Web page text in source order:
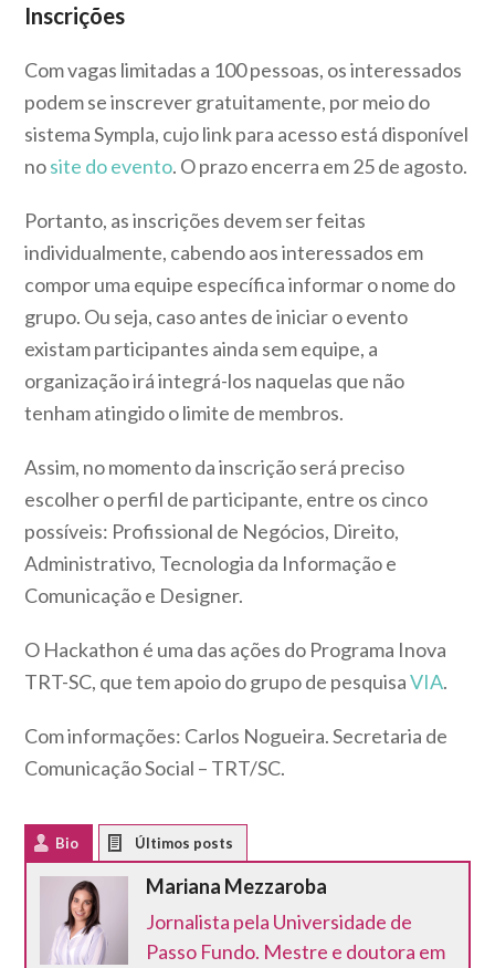
Inscrições
Com vagas limitadas a 100 pessoas, os interessados
podem se inscrever gratuitamente, por meio do
sistema Sympla, cujo link para acesso está disponível
nosite do evento. O prazo encerra em 25 de agosto.
Portanto, as inscrições devem ser feitas
individualmente, cabendo aos interessados em
compor uma equipe específica informar o nome do
grupo. Ou seja, caso antes de iniciar o evento
existam participantes ainda sem equipe, a
organização irá integrá-los naquelas que não
tenham atingido o limite de membros.
Assim, no momento da inscrição será preciso
escolher o perfil de participante, entre os cinco
possíveis: Profissional de Negócios, Direito,
Administrativo, Tecnologia da Informação e
Comunicação e Designer.
O Hackathon é uma das ações do Programa Inova
TRT-SC, que tem apoio do grupo de pesquisaVIA.
Com informações: Carlos Nogueira. Secretaria de
Comunicação Social – TRT/SC.
Bio
Mariana Mezzaroba
Jornalista pela Universidade de
Passo Fundo. Mestre e doutora em